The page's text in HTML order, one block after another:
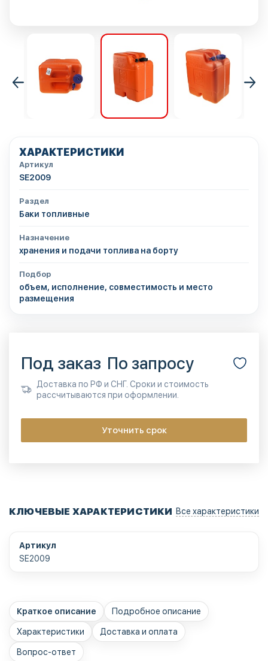
ХАРАКТЕРИСТИКИ
Артикул
SE2009
Раздел
Баки топливные
Назначение
хранения и подачи топлива на борту
Подбор
объем, исполнение, совместимость и место
размещения
Под заказ По запросу
Доставка по РФ и СНГ. Сроки и стоимость
рассчитываются при оформлении.
Уточнить срок
КЛЮЧЕВЫЕ ХАРАКТЕРИСТИКИ Все характеристики
Артикул
SE2009
Краткое описание Подробное описание
Характеристики Доставка и оплата
Вопрос-ответ